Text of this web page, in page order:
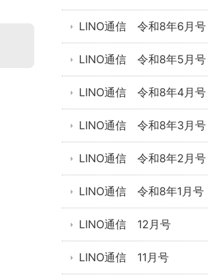
LINO通信 令和8年6月号
LINO通信 令和8年5月号
LINO通信 令和8年4月号
LINO通信 令和8年3月号
LINO通信 令和8年2月号
LINO通信 令和8年1月号
LINO通信 12月号
LINO通信 11月号